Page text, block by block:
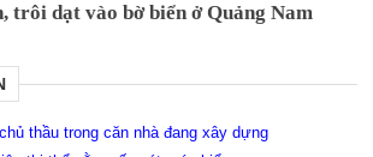
trôi dạt vào bờ biển ở Quảng Nam
thầu trong căn nhà đang xây dựng